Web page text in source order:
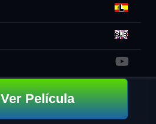
Ver Película